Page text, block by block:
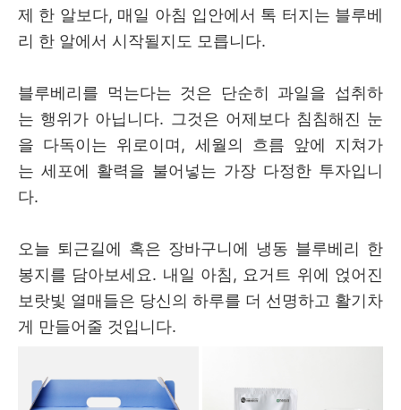
제 한 알보다, 매일 아침 입안에서 톡 터지는 블루베
리 한 알에서 시작될지도 모릅니다.
블루베리를 먹는다는 것은 단순히 과일을 섭취하
는 행위가 아닙니다. 그것은 어제보다 침침해진 눈
을 다독이는 위로이며, 세월의 흐름 앞에 지쳐가
는 세포에 활력을 불어넣는 가장 다정한 투자입니
다.
오늘 퇴근길에 혹은 장바구니에 냉동 블루베리 한
봉지를 담아보세요. 내일 아침, 요거트 위에 얹어진
보랏빛 열매들은 당신의 하루를 더 선명하고 활기차
게 만들어줄 것입니다.